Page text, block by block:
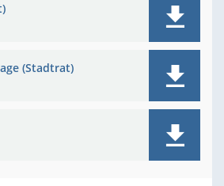
(Stadtrat)